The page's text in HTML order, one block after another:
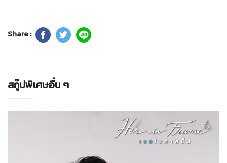
Share :
สกู๊ปพิเศษอื่น ๆ